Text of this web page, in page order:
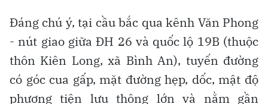
Đáng chú ý, tại cầu bắc qua kênh Văn Phong
- nút giao giữa ĐH 26 và quốc lộ 19B (thuộc
thôn Kiên Long, xã Bình An), tuyến đường
có góc cua gấp, mặt đường hẹp, dốc, mật độ
phương tiện lưu thông lớn và nằm gần